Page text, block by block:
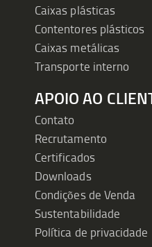
Caixas plásticas
Contentores plásticos
Caixas metálicas
Transporte interno
APOIO AO
Contato
Recrutamento
Certificados
Downloads
Condições de Venda
Sustentabilidade
Política de privacidade